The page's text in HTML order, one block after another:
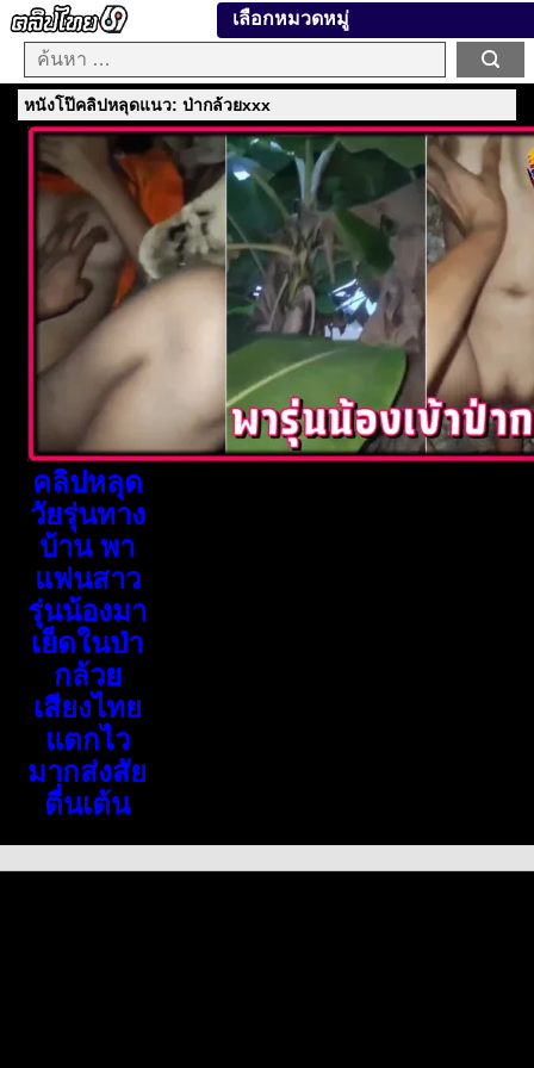
เลือกหมวดหมู่
หนังโป๊คลิปหลุดแนว: ป่ากล้วยxxx
คลิปหลุด
วัยรุ่นทาง
บ้าน พา
แฟนสาว
รุ่นน้องมา
เย็ดในป่า
กล้วย
เสียงไทย
แตกไว
มากส่งสัย
ตื่นเต้น